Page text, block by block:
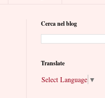
Cerca nel blog
Translate
Select Language ▼